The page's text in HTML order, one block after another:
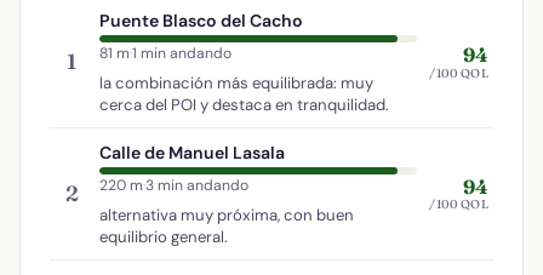
1
Puente Blasco del Cacho
81 m·1 min andando
la combinación más equilibrada: muy
cerca del POI y destaca en tranquilidad.
94
/100 QOL
2
Calle de Manuel Lasala
220 m·3 min andando
alternativa muy próxima, con buen
equilibrio general.
94
/100 QOL